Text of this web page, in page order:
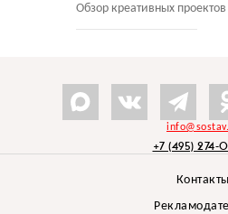
Обзор креативных проектов
+7 (495) 274-
Контакты